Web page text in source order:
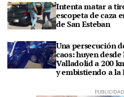
Intenta matar a
escopeta de caza
de San Esteban
Una persecución
caos: huyen
Valladolid a 200
y embistiendo a la